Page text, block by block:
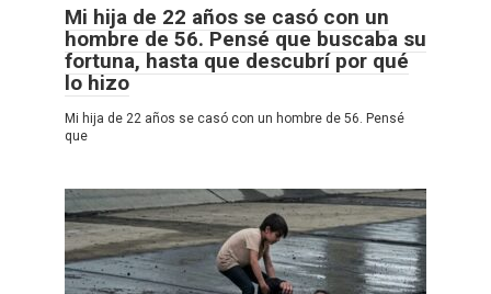
Mi hija de 22 años se casó con un
hombre de 56. Pensé que buscaba su
fortuna, hasta que descubrí por qué
lo hizo
Mi hija de 22 años se casó con un hombre de 56. Pensé
que